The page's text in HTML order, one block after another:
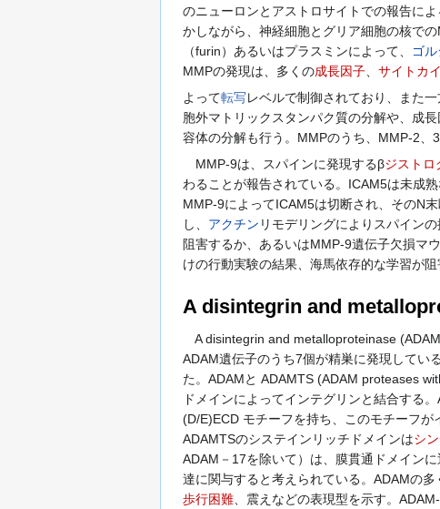
のニューロンとアストロサイトでの報告に
かしながら、神経細胞とグリア細胞の核で
（furin）あるいはプラスミンによって、
ゴル
MMPの発現は、多くの成長因子 サイトカ
よって転写レベルで制御されており、また
胞外マトリックスタンパク質の分解や、成
容体の分解も行う。MMPのうち、MMP-2、
MMP-9は、スパインに発現するβジストロ
わることが報告されている。ICAM5は未成熟
MMP-9によってICAM5は切断され、そのN
し、 アクチン リモデリングによりスパイン
阻害するか、あるいはMMP-9遺伝子欠損マ
けの行動実験の結果、海馬依存的な学習が
A disintegrin and
A disintegrin and metalloproteinase
ADAM遺伝子のうち7個が精巣に発現してい
た。ADAMと ADAMTS (ADAM proteases
ドメインによってインテグリンと結合する
(D/E)ECD モチーフを持ち、このモチーフ
ADAMTSのシステインリッチドメインはシ
ADAM－17を除いて）は、膜貫通ドメインに
達に関与すると考えられている。ADAMの
歩行困難、震えなどの表現型を示す。